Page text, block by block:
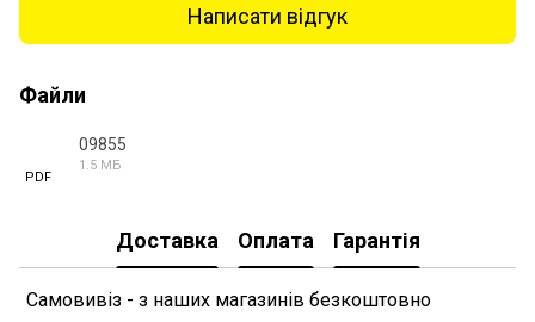
Написати відгук
Файли
PDF
09855
1.5 МБ
Доставка Оплата Гарантія
Самовивіз - з наших магазинів безкоштовно